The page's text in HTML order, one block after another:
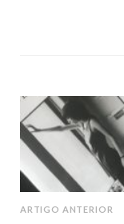
ARTIGO ANTERIOR